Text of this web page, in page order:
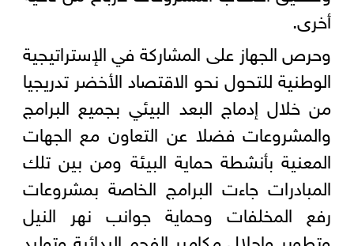
أخرى.
وحرص الجهاز على المشاركة في الإستراتيجية
الوطنية للتحول نحو الاقتصاد الأخضر تدريجيا
من خلال إدماج البعد البيئي بجميع البرامج
والمشروعات فضلا عن التعاون مع الجهات
المعنية بأنشطة حماية البيئة ومن بين تلك
المبادرات جاءت البرامج الخاصة بمشروعات
رفع المخلفات وحماية جوانب نهر النيل
وتطوير وإحلال مكامير الفحم البدائية وتوليد